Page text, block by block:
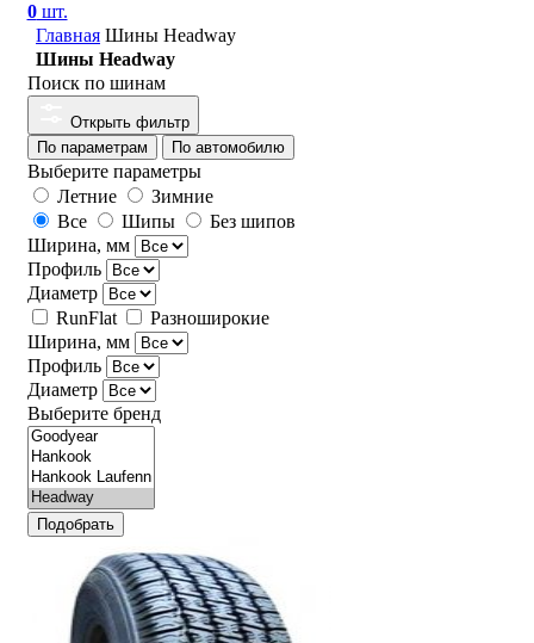
0шт.
Главная Шины Headway
Шины Headway
Поиск по шинам
Открыть фильтр
По параметрам
По автомобилю
Выберите параметры
Летние
Зимние
Все
Шипы
Без шипов
Ширина, мм
Профиль
Диаметр
RunFlat
Разноширокие
Ширина, мм
Профиль
Диаметр
Выберите бренд
Подобрать